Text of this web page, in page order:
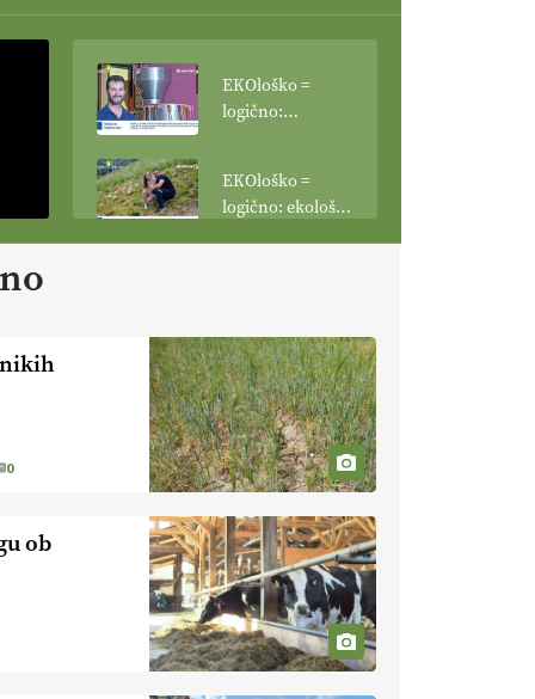
EKOloško =
logično:
posestvo
MonteMoro
EKOloško =
logično: ekološka
EKOloško =
logično: VLOG
Ekološko
kmetijstvo brez
škropljenja?
EKOloško =
logično: ekološka
kmetija FREŠER
KMETIJSKA
LIGA PRVAKOV:
POMLADITEV
KMETIJSKE
EKIPE
KMETIJSKA
0
ob